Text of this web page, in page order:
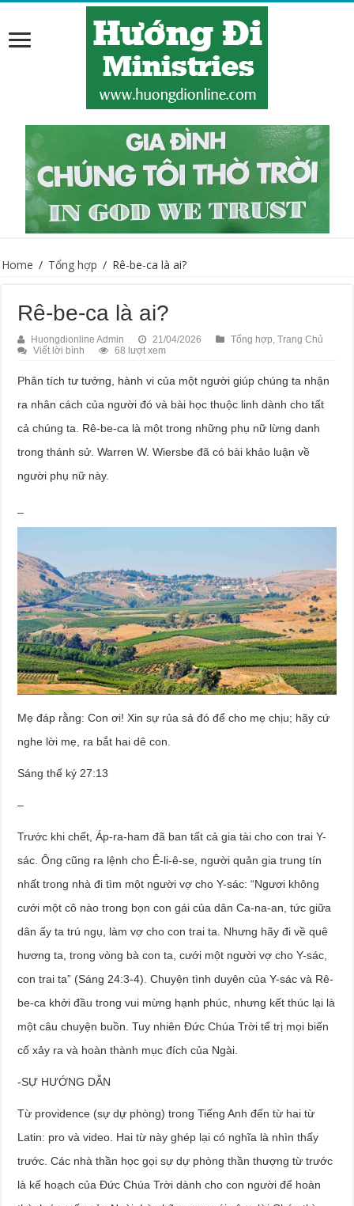
Home / Tổng hợp / Rê-be-ca là ai?
Rê-be-ca là ai?
Huongdionline Admin 21/04/2026 Tổng hợp,Trang Chủ
Viết lời bình
68 lượt xem
Phân tích tư tưởng, hành vi của một người giúp chúng ta nhận
ra nhân cách của người đó và bài học thuộc linh dành cho tất
cả chúng ta. Rê-be-ca là một trong những phụ nữ lừng danh
trong thánh sử. Warren W. Wiersbe đã có bài khảo luận về
người phụ nữ này.
Mẹ đáp rằng: Con ơi! Xin sự rủa sả đó để cho mẹ chịu; hãy cứ
nghe lời mẹ, ra bắt hai dê con.
Sáng thế ký 27:13
–
Trước khi chết, Áp-ra-ham đã ban tất cả gia tài cho con trai Y-
sác. Ông cũng ra lệnh cho Ê-li-ê-se, người quản gia trung tín
nhất trong nhà đi tìm một người vợ cho Y-sác: “Ngươi không
cưới một cô nào trong bọn con gái của dân Ca-na-an, tức giữa
dân ấy ta trú ngụ, làm vợ cho con trai ta. Nhưng hãy đi về quê
hương ta, trong vòng bà con ta, cưới một người vợ cho Y-sác,
con trai ta” (Sáng 24:3-4). Chuyện tình duyên của Y-sác và Rê-
be-ca khởi đầu trong vui mừng hạnh phúc, nhưng kết thúc lại là
một câu chuyện buồn. Tuy nhiên Đức Chúa Trời tể trị mọi biến
cố xảy ra và hoàn thành mục đích của Ngài.
-SỰ HƯỚNG DẪN
Từ providence (sự dự phòng) trong Tiếng Anh đến từ hai từ
Latin: pro và video. Hai từ này ghép lại có nghĩa là nhìn thấy
trước. Các nhà thần học gọi sự dự phòng thần thượng từ trước
là kế hoạch của Đức Chúa Trời dành cho con người để hoàn